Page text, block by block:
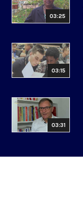
03:25
03:15
03:31